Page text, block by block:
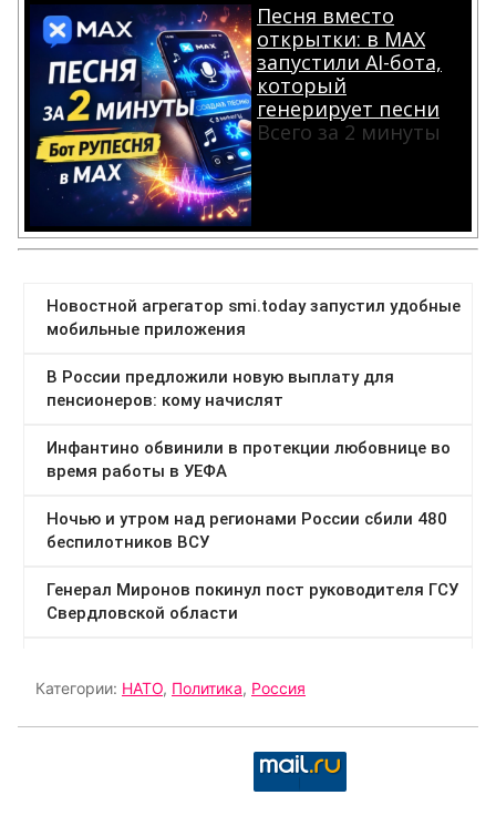
Песня вместо
открытки: в MAX
запустили AI-бота,
который
генерирует песни
Всего за 2 минуты
Категории: НАТО, Политика, Россия